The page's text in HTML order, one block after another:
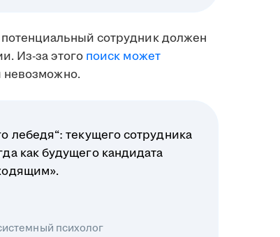
сотрудник должен
Из-за этого поиск может
невозможно.
лебедя“: текущего сотрудника
как будущего кандидата
психолог